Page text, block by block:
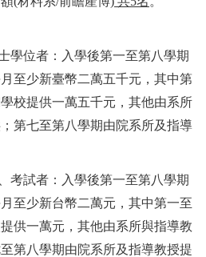
學位者：入學後第一至第八學期
至少新臺幣二萬五千元，其中第
校提供一萬五千元，其他由系所
第七至第八學期由院系所及指導
考試者：入學後第一至第八學期
至少新台幣二萬元，其中第一至
供一萬元，其他由系所與指導教
第八學期由院系所及指導教授提